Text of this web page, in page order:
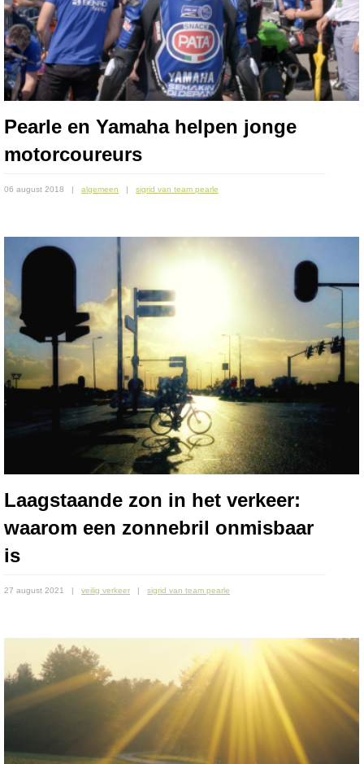
Pearle en Yamaha helpen jonge
motorcoureurs
06 august 2018 algemeen sigrid van team pearle
Laagstaande zon in het verkeer:
waarom een zonnebril onmisbaar
is
27 august 2021 veilig verkeer sigrid van team pearle